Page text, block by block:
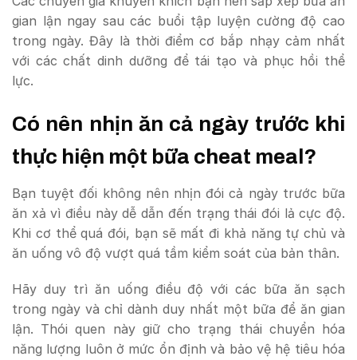
gian lận ngay sau các buổi tập luyện cường độ cao
trong ngày. Đây là thời điểm cơ bắp nhạy cảm nhất
với các chất dinh dưỡng để tái tạo và phục hồi thể
lực.
Có nên nhịn ăn cả ngày trước khi
thực hiện một bữa cheat meal?
Bạn tuyệt đối không nên nhịn đói cả ngày trước bữa
ăn xả vì điều này dễ dẫn đến trạng thái đói lả cực độ.
Khi cơ thể quá đói, bạn sẽ mất đi khả năng tự chủ và
ăn uống vô độ vượt quá tầm kiểm soát của bản thân.
Hãy duy trì ăn uống điều độ với các bữa ăn sạch
trong ngày và chỉ dành duy nhất một bữa để ăn gian
lận. Thói quen này giữ cho trạng thái chuyển hóa
năng lượng luôn ở mức ổn định và bảo vệ hệ tiêu hóa